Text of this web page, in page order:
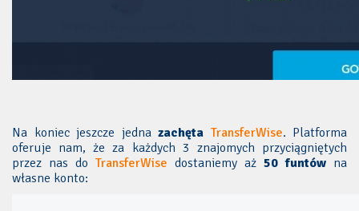
Na koniec jeszcze jedna zachęta TransferWise. Platforma
oferuje nam, że za każdych 3 znajomych przyciągniętych
przez nas do TransferWise dostaniemy aż 50 funtów na
własne konto: